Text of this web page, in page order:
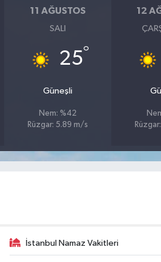
11 AĞUSTOS
SALI
25°
Güneşli
Nem: %42
Rüzgar: 5.89 m/s
12
İstanbul Namaz Vakitleri